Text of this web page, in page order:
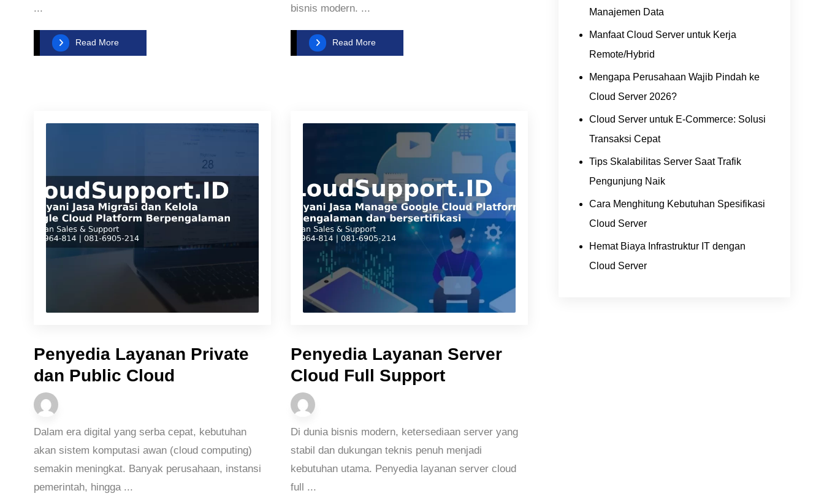
...
Read More
bisnis modern. ...
Read More
Penyedia Layanan Private
dan Public Cloud
Dalam era digital yang serba cepat, kebutuhan
akan sistem komputasi awan (cloud computing)
semakin meningkat. Banyak perusahaan, instansi
pemerintah, hingga ...
Penyedia Layanan Server
Cloud Full Support
Di dunia bisnis modern, ketersediaan server yang
stabil dan dukungan teknis penuh menjadi
kebutuhan utama. Penyedia layanan server cloud
full ...
Manajemen Data
Manfaat Cloud Server untuk Kerja
Remote/Hybrid
Mengapa Perusahaan Wajib Pindah ke
Cloud Server 2026?
Cloud Server untuk E-Commerce: Solusi
Transaksi Cepat
Tips Skalabilitas Server Saat Trafik
Pengunjung Naik
Cara Menghitung Kebutuhan Spesifikasi
Cloud Server
Hemat Biaya Infrastruktur IT dengan
Cloud Server